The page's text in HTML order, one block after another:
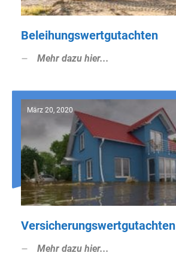
Beleihungswertgutachten
Mehr dazu hier...
März 20, 2020
Versicherungswertgutachten
Mehr dazu hier...